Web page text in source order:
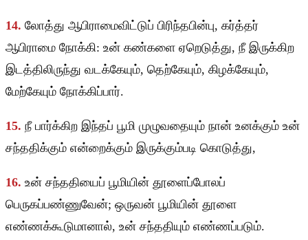
14. லோத்து ஆபிராமைவிட்டுப் பிரிந்தபின்பு, கர்த்தர்
ஆபிராமை நோக்கி: உன் கண்களை ஏறெடுத்து, நீ இருக்கிற
இடத்திலிருந்து வடக்கேயும், தெற்கேயும், கிழக்கேயும்,
மேற்கேயும் நோக்கிப்பார்.
15. நீ பார்க்கிற இந்தப் பூமி முழுவதையும் நான் உனக்கும் உன்
சந்ததிக்கும் என்றைக்கும் இருக்கும்படி கொடுத்து,
16. உன் சந்ததியைப் பூமியின் தூளைப்போலப்
பெருகப்பண்ணுவேன்; ஒருவன் பூமியின் தூளை
எண்ணக்கூடுமானால், உன் சந்ததியும் எண்ணப்படும்.